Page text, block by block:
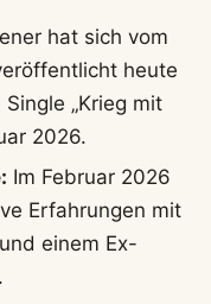
hat sich vom
heute
„Krieg mit
2026.
Im Februar 2026
Erfahrungen mit
einem Ex-